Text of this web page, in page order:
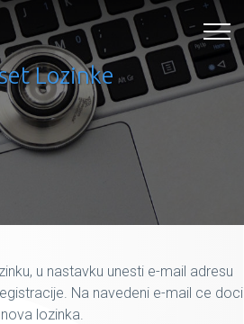
Lozinke
u nastavku unesti e-mail adresu
Na navedeni e-mail ce doci
nova lozinka.